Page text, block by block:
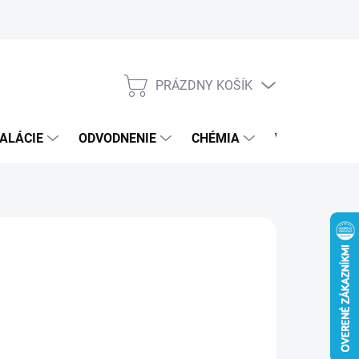
NÁKUPNÝ
PRÁZDNY KOŠÍK
ODVODNENIE CHÉMIA VEREJNÝ